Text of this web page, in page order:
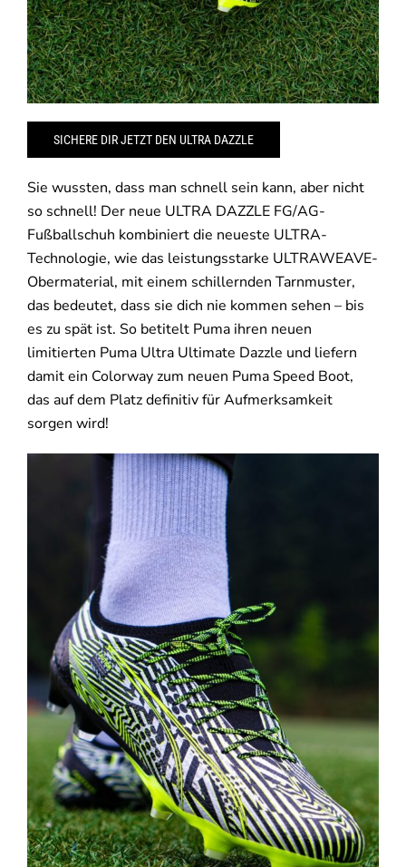
SICHERE DIR JETZT DEN ULTRA DAZZLE
Sie wussten, dass man schnell sein kann, aber nicht
so schnell! Der neue ULTRA DAZZLE FG/AG-
Fußballschuh kombiniert die neueste ULTRA-
Technologie, wie das leistungsstarke ULTRAWEAVE-
Obermaterial, mit einem schillernden Tarnmuster,
das bedeutet, dass sie dich nie kommen sehen – bis
es zu spät ist. So betitelt Puma ihren neuen
limitierten Puma Ultra Ultimate Dazzle und liefern
damit ein Colorway zum neuen Puma Speed Boot,
das auf dem Platz definitiv für Aufmerksamkeit
sorgen wird!